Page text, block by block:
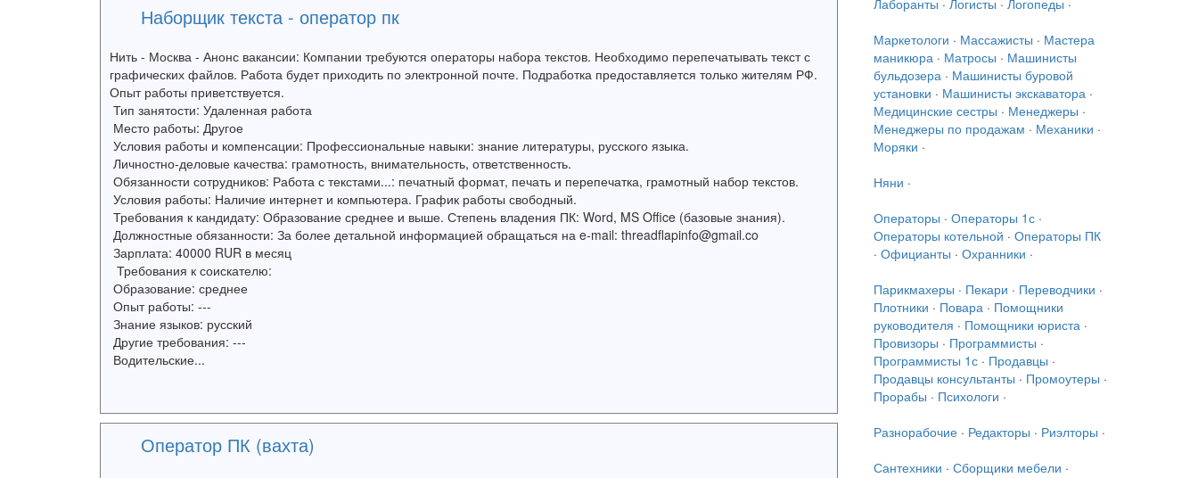
Наборщик текста - оператор пк
Нить - Москва - Анонс вакансии: Компании требуются операторы набора текстов. Необходимо перепечатывать текст с
графических файлов. Работа будет приходить по электронной почте. Подработка предоставляется только жителям РФ.
Опыт работы приветствуется.
Тип занятости: Удаленная работа
Место работы: Другое
Условия работы и компенсации: Профессиональные навыки: знание литературы, русского языка.
Личностно-деловые качества: грамотность, внимательность, ответственность.
Обязанности сотрудников: Работа с текстами...: печатный формат, печать и перепечатка, грамотный набор текстов.
Условия работы: Наличие интернет и компьютера. График работы свободный.
Требования к кандидату: Образование среднее и выше. Степень владения ПК: Word, MS Office (базовые знания).
Должностные обязанности: За более детальной информацией обращаться на e-mail: threadflapinfo@gmail.co
Зарплата: 40000 RUR в месяц
Требования к соискателю:
Образование: среднее
Опыт работы: ---
Знание языков: русский
Другие требования: ---
Водительские...
Оператор ПК (вахта)
Лаборанты · Логисты · Логопеды ·
Маркетологи · Массажисты · Мастера
маникюра· Матросы · Машинисты
бульдозера· Машинисты буровой
установки · Машинисты экскаватора·
Медицинские сестры · Менеджеры ·
Менеджеры по продажам · Механики ·
Моряки ·
Няни ·
Операторы · Операторы 1с·
Операторы котельной · Операторы ПК
· Официанты · Охранники ·
Парикмахеры · Пекари · Переводчики ·
Плотники · Повара· Помощники
руководителя · Помощники юриста·
Провизоры · Программисты ·
Программисты 1с· Продавцы ·
Продавцы консультанты · Промоутеры ·
Прорабы · Психологи ·
Разнорабочие· Редакторы · Риэлторы ·
Сантехники · Сборщики мебели ·